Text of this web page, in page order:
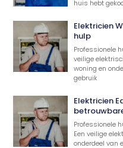
huis hebt
Elektricien
hulp
Professionele
veilige
woning en
gebruik
Elektricien
Professionele
Een veilige
onderdeel van